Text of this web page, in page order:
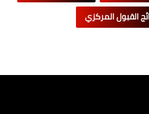
القبول المركزي